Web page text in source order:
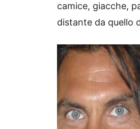
camice, giacche,
distante da quello